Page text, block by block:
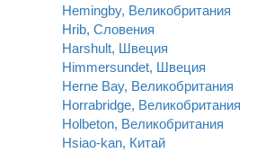
Hemingby, Великобритания
Hrib, Словения
Harshult, Швеция
Himmersundet, Швеция
Herne Bay, Великобритания
Horrabridge, Великобритания
Holbeton, Великобритания
Hsiao-kan, Китай